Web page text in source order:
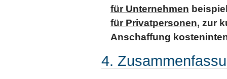
für Unternehmen
für Privatpersonen, zur
Anschaffung
4.